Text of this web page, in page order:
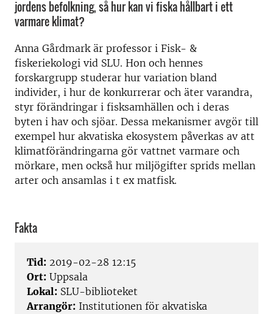
jordens befolkning, så hur kan vi fiska hållbart i ett
varmare klimat?
Anna Gårdmark är professor i Fisk- &
fiskeriekologi vid SLU. Hon och hennes
forskargrupp studerar hur variation bland
individer, i hur de konkurrerar och äter varandra,
styr förändringar i fisksamhällen och i deras
byten i hav och sjöar. Dessa mekanismer avgör till
exempel hur akvatiska ekosystem påverkas av att
klimatförändringarna gör vattnet varmare och
mörkare, men också hur miljögifter sprids mellan
arter och ansamlas i t ex matfisk.
Fakta
Tid: 2019-02-28 12:15
Ort: Uppsala
Lokal: SLU-biblioteket
Arrangör: Institutionen för akvatiska